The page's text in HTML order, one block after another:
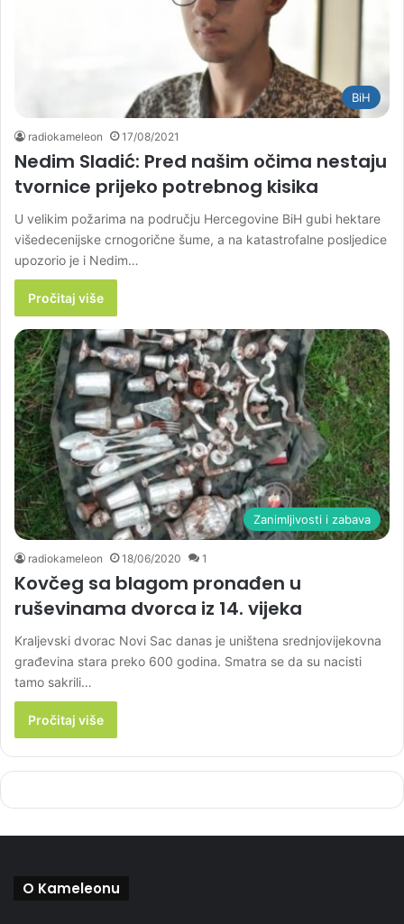
BiH
radiokameleon 17/08/2021
Nedim Sladić: Pred našim očima nestaju
tvornice prijeko potrebnog kisika
U velikim požarima na području Hercegovine BiH gubi hektare
višedecenijske crnogorične šume, a na katastrofalne posljedice
upozorio je i Nedim…
Pročitaj više
Zanimljivosti i zabava
radiokameleon 18/06/2020 1
Kovčeg sa blagom pronađen u
ruševinama dvorca iz 14. vijeka
Kraljevski dvorac Novi Sac danas je uništena srednjovijekovna
građevina stara preko 600 godina. Smatra se da su nacisti
tamo sakrili…
Pročitaj više
O Kameleonu